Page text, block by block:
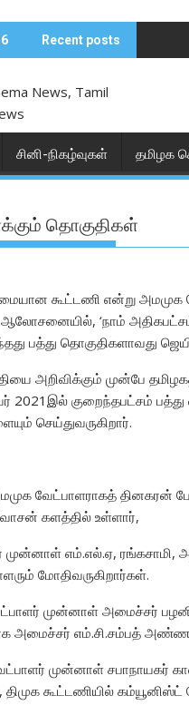
Recent posts
சினி-நிகழ்வுகள் தமிழக
தொகுதிகள்
கூட்டணி என்று அமமுக
ஆலோசனையில், ‘நாம்
பத்து தொகுதிகளாவது
அறிவிக்கும் முன்பே
2021இல் குறைந்தபட்சம்
செய்துவருகிறார்.
வேட்பாளராகத் தினகரன்
களத்தில் உள்ளார்,
எம்.எல்.ஏ, ரங்கசாமி,
மோதிவருகிறார்கள்.
முன்னாள் அமைச்சர்
அமைச்சர் எம்.சி.சம்பத் அண்ணன்
முன்னாள் சபாநாயகர்
கூட்டணியில்